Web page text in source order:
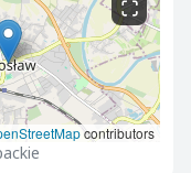
contributors